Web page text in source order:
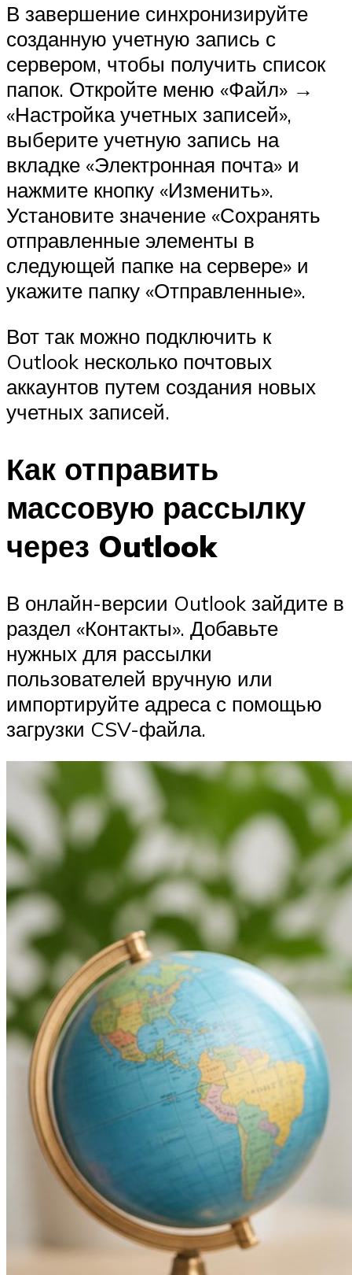
В завершение синхронизируйте
созданную учетную запись с
сервером, чтобы получить список
папок. Откройте меню «Файл» →
«Настройка учетных записей»,
выберите учетную запись на
вкладке «Электронная почта» и
нажмите кнопку «Изменить».
Установите значение «Сохранять
отправленные элементы в
следующей папке на сервере» и
укажите папку «Отправленные».
Вот так можно подключить к
Outlook несколько почтовых
аккаунтов путем создания новых
учетных записей.
Как отправить
массовую рассылку
через Outlook
В онлайн-версии Outlook зайдите в
раздел «Контакты». Добавьте
нужных для рассылки
пользователей вручную или
импортируйте адреса с помощью
загрузки CSV-файла.